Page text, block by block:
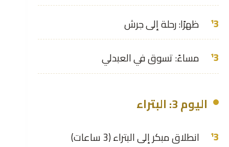
ظهرًا: رحلة إلى جرش
مساءً: تسوق في العبدلي
اليوم 3: البتراء
انطلاق مبكر إلى البتراء (3 ساعات)